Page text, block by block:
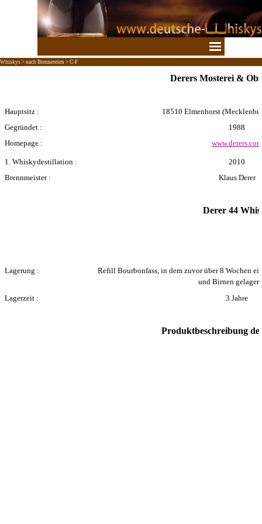
Direkt zum Seiteninhalt
Whiskys > nach Brennereien > C-F
Derers Mosterei &
Hauptsitz :
18510 Elmenhorst
Gegründet :
1988
Homepage :
www.derers.com
1. Whiskydestillation :
2010
Brennmeister :
Klaus Derer
Derer 44
Lagerung : Refill Bourbonfass, in dem zuvor über 8 Wochen
und Birnen gelagert
Lagerzeit :
3 Jahre
Produktbeschreibung